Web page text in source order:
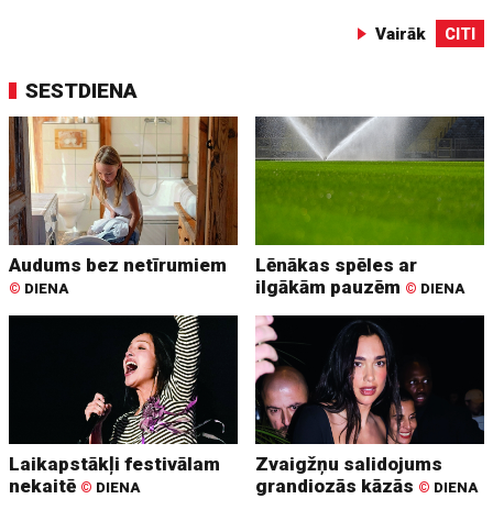
Vairāk CITI
SESTDIENA
Audums bez netīrumiem
© DIENA
Lēnākas spēles ar
ilgākām pauzēm © DIENA
Laikapstākļi festivālam
nekaitē © DIENA
Zvaigžņu salidojums
grandiozās kāzās © DIENA